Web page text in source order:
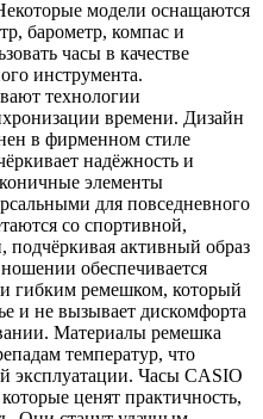
модели оснащаются
барометр, компас и
часы в качестве
инструмента.
технологии
времени. Дизайн
в фирменном стиле
надёжность и
элементы
для повседневного
со спортивной,
подчёркивая активный образ
обеспечивается
гибким ремешком, который
и не вызывает дискомфорта
Материалы ремешка
температур, что
эксплуатации. Часы CASIO
ценят практичность,